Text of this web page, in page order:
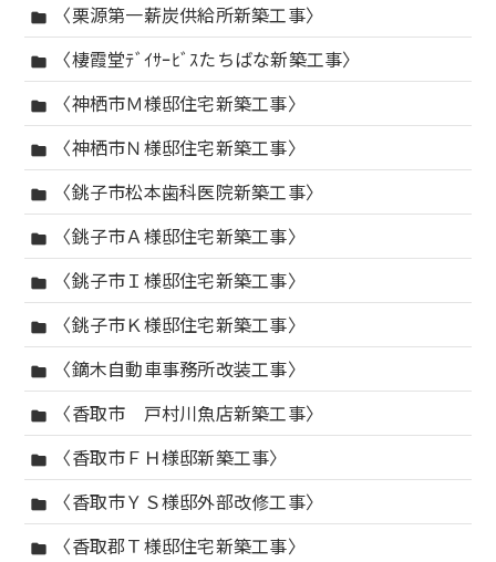
folder 〈栗源第一薪炭供給所新築工事〉
folder 〈棲霞堂ﾃﾞｲｻｰﾋﾞｽたちばな新築工事〉
folder 〈神栖市Ｍ様邸住宅新築工事〉
folder 〈神栖市Ｎ様邸住宅新築工事〉
folder 〈銚子市松本歯科医院新築工事〉
folder 〈銚子市Ａ様邸住宅新築工事〉
folder 〈銚子市Ｉ様邸住宅新築工事〉
folder 〈銚子市Ｋ様邸住宅新築工事〉
folder 〈鏑木自動車事務所改装工事〉
folder 〈香取市 戸村川魚店新築工事〉
folder 〈香取市ＦＨ様邸新築工事〉
folder 〈香取市ＹＳ様邸外部改修工事〉
folder 〈香取郡Ｔ様邸住宅新築工事〉